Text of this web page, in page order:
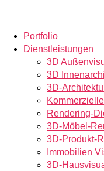
Portfolio
Dienstleistungen
3D
3D
3D-
Rendering-
3D-Möbel-
3D-Produkt-
Immobilien
3D-